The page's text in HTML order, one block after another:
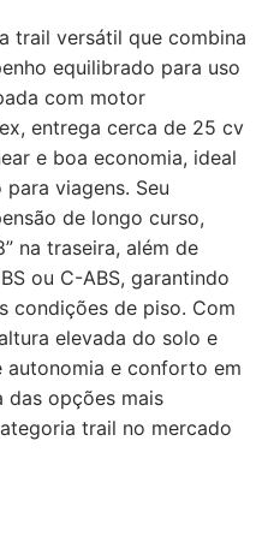
trail versátil que combina
equilibrado para uso
com motor
entrega cerca de 25 cv
e boa economia, ideal
viagens. Seu
de longo curso,
na traseira, além de
ou C-ABS, garantindo
condições de piso. Com
elevada do solo e
autonomia e conforto em
das opções mais
trail no mercado